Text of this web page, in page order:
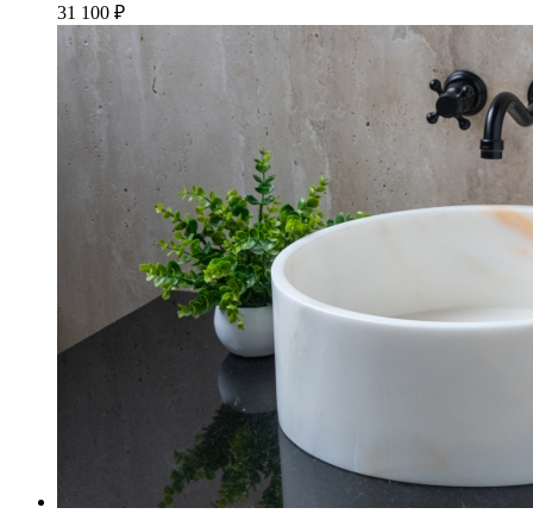
31 100 ₽